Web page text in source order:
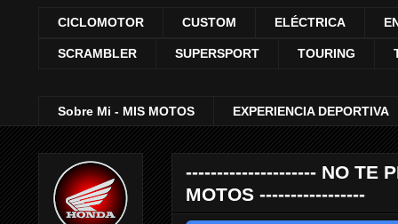
CICLOMOTOR CUSTOM ELÉCTRICA
SCRAMBLER SUPERSPORT TOURING
Sobre Mi - MIS MOTOS EXPERIENCIA DEPORTIVA
--------------------- NO TE
MOTOS -----------------